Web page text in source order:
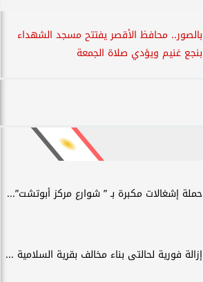
بالصور.. محافظ الأقصر يفتتح مسجد الشهداء
بنجع غنيم ويؤدي صلاة الجمعة
حملة إشغالات مكبرة بـ ” شوارع مركز أبوتشت”...
إزالة فورية لحالتى بناء مخالف بقرية السلامية ...